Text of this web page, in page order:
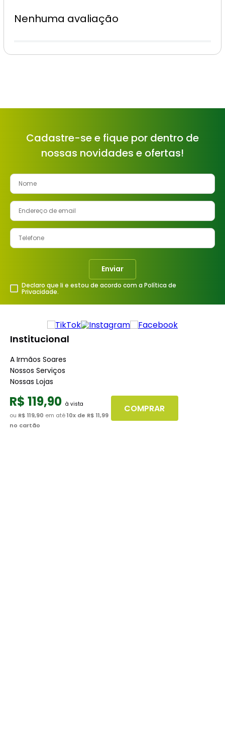
Nenhuma avaliação
R$ 119,90
ou R$ 119,90 em até10x de R$ 11,99
no cartão
COMPRAR
Cadastre-se e fique por dentro de
nossas novidades e ofertas!
Enviar
Declaro que li e estou de acordo com a Política de
Privacidade.
Institucional
A Irmãos Soares
Nossos Serviços
Nossas Lojas
Atendimento